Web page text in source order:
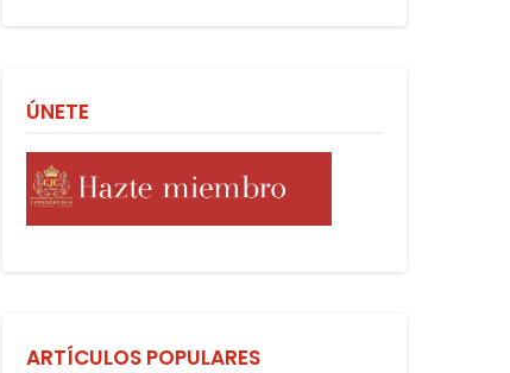
ÚNETE
ARTÍCULOS POPULARES